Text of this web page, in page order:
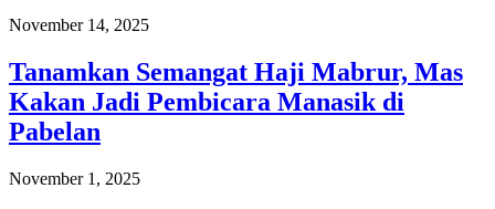
November 14, 2025
Tanamkan Semangat Haji Mabrur, Mas
Kakan Jadi Pembicara Manasik di
Pabelan
November 1, 2025